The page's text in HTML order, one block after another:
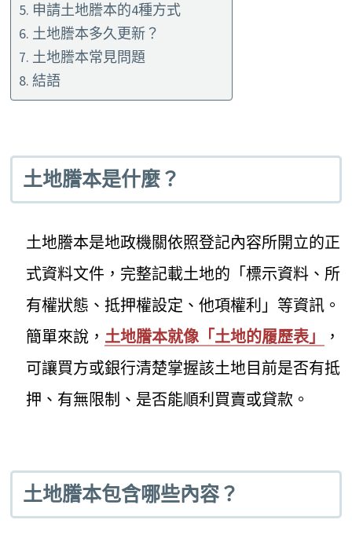
申請土地謄本的4種方式
土地謄本多久更新？
土地謄本常見問題
結語
土地謄本是什麼？
土地謄本是地政機關依照登記內容所開立的正
式資料文件，完整記載土地的「標示資料、所
有權狀態、抵押權設定、他項權利」等資訊。
簡單來說， 土地謄本就像「土地的履歷表」
，
可讓買方或銀行清楚掌握該土地目前是否有抵
押、有無限制、是否能順利買賣或貸款。
土地謄本包含哪些內容？